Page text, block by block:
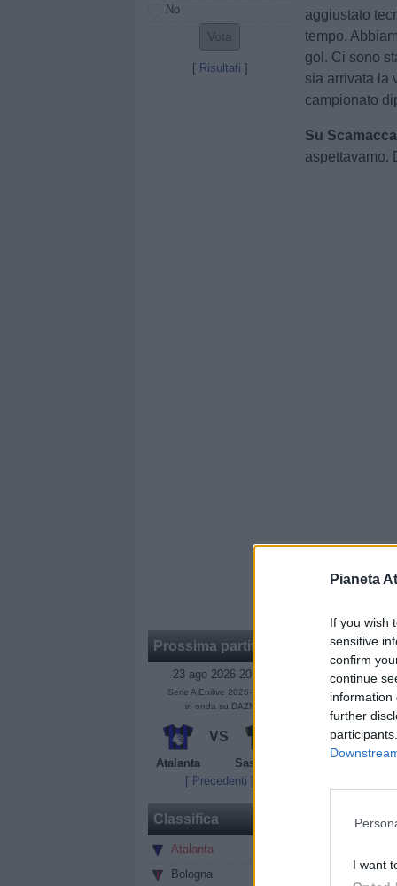
Pianeta
If you wish
sensitive
confirm
continue
information
further
I want
No
[ Risultati ]
Prossima partita
23 ago 2026 20:45
Serie A Enilive 2026-2027
in onda su DAZN
VS
Atalanta
Sassuolo
[ Precedenti ]
Classifica
Atalanta
Bologna
aggiustato
tempo.
gol. Ci sono
sia arrivata la
campionato
Su
aspettavamo.
Su Krstovic
d'attacco,
legata solo